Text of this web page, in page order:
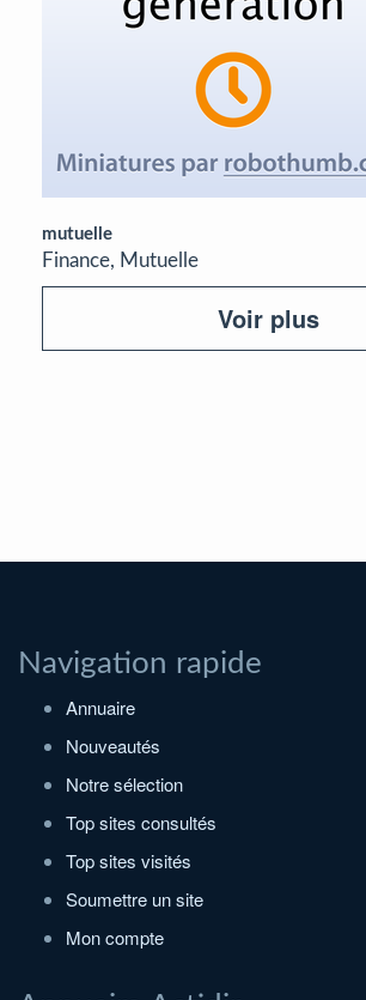
mutuelle
Finance, Mutuelle
Voir plus
Navigation rapide
Annuaire
Nouveautés
Notre sélection
Top sites consultés
Top sites visités
Soumettre un site
Mon compte